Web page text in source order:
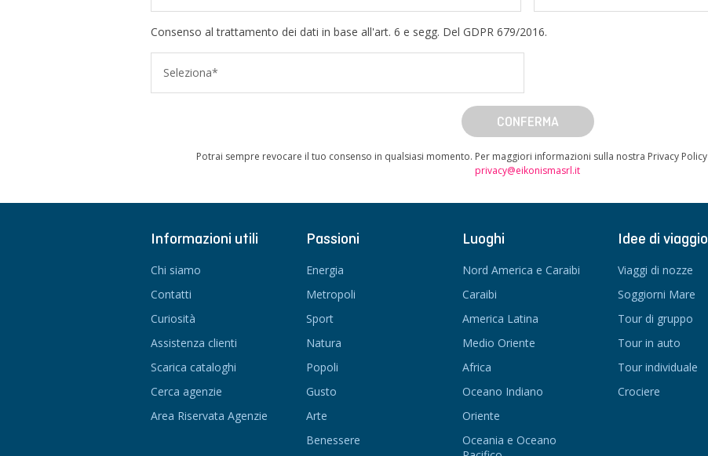
Consenso al trattamento dei dati in base all'art. 6 e segg. Del GDPR 679/2016.
Seleziona*
CONFERMA
Potrai sempre revocare il tuo consenso in qualsiasi momento. Per maggiori informazioni sulla nostra Privacy Policy
privacy@eikonismasrl.it
Informazioni utili
Chi siamo
Contatti
Curiosità
Assistenza clienti
Scarica cataloghi
Cerca agenzie
Area Riservata Agenzie
Passioni
Energia
Metropoli
Sport
Natura
Popoli
Gusto
Arte
Benessere
Luoghi
Nord America e Caraibi
Caraibi
America Latina
Medio Oriente
Africa
Oceano Indiano
Oriente
Oceania e Oceano
Idee di viaggio
Viaggi di nozze
Soggiorni Mare
Tour di gruppo
Tour in auto
Tour individuale
Crociere